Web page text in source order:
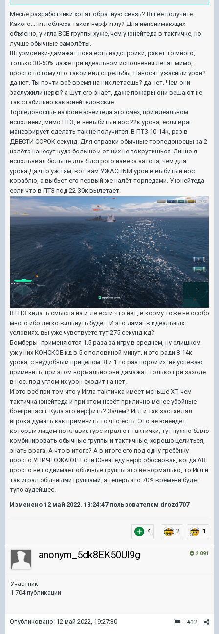
Месье разработчики хотят обратную связь? Вы её получите.
Какого.... иглоблюха такой нерф иглу? Для непонимающих
объясню, у игла ВСЕ группы хуже, чем у юнейтеда в тактичке, но
лучше обычные самолёты.
Штурмовики-дамажат пока есть надстройки, ракет то много,
только 30-50% даже при идеальном исполнении летят мимо,
просто потому что такой вид стрельбы. Наносят ужасный урон?
да нет. Ты почти всё время на них летаешь? да нет. Чем они
заслужили нерф? а шут его знает, даже пожары они вешают не
так стабильно как юнейтедовские.
Торпедоносцы- на фоне юнейтеда это смех, при идеальном
исполнени, мимо ПТЗ, в невыбитый нос 22к урона, если враг
маневрирует сделать так не получится. В ПТЗ 10-14к, раз в
ДВЕСТИ СОРОК секунд. Для справки обычные торпедоносцы за 2
налёта нанесут куда больше и от них не покрутишься. Лично я
использвал больше для быстрого навеса затопа, чем для
урона.Да что уж там, вот вам УЖАСНЫЙ урон в выбитый нос
кораблю, а выбьет его первый же налёт торпедами. У юнейтеда
если что в ПТЗ под 22-30к вылетает.
В ПТЗ кидать смысла на игле если что нет, в корму тоже не особо
много ибо легко вильнуть будет. И это дамаг в идеальных
условиях. вы уже чувствуете тут 275 секунд кд?
Бомберы- применяются 1.5 раза за игру в среднем, ну слишком
уж у них КОНСКОЕ кд в 5 с половиной минут, и это ради 8-14к
урона, с неудобным прицелом. Я и 1 то раз порой их не успеваю
применить, при этом нормально они дамажат только при заходе
в нос. под углом их урон сходит на нет.
И это всё при том что у Игла тактичка имеет меньше ХП чем
тактичка юнейтеда и при этом несёт прилично менее убойные
боеприпасы. Куда это нерфить? Зачем? Игл и так заставлял
игрока думать как применить то что есть. Это не юнейдет
который лицом по клавиатуре играл от тактички, тут нужно было
комбинировать обычные группы и тактичные, хорошо целиться,
знать врага. А что в итоге? А в итоге его под одну гребёнку
просто УНИЧТОЖАЮТ! Если Юнейтеду нерф обоснован, когда АВ
просто не поднимает обычные группы это не нормально, то Игл и
так играл обычными группами, а теперь это 70% времени будет
тупо аудейшес.
Изменено 12 май 2022, 18:24:47пользователем drozd707
4 2 1
2 091
anonym_5dk8EK50Ul9g
Участник
1 704 публикации
#12
Опубликовано: 12 май 2022, 19:27:30